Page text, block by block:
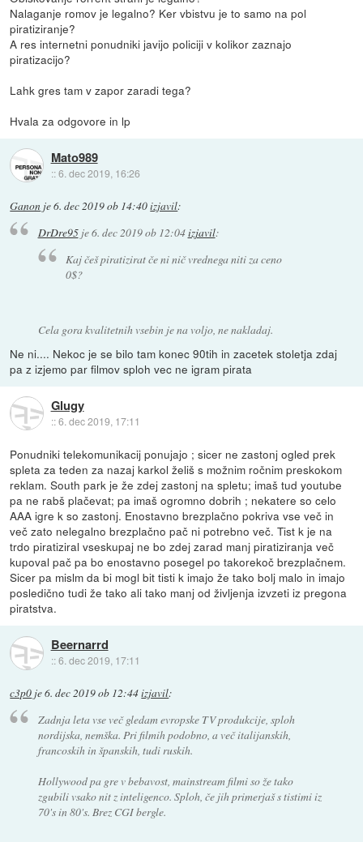
Nalaganje romov je legalno? Ker vbistvu je to samo na pol
piratiziranje?
A res internetni ponudniki javijo policiji v kolikor zaznajo
piratizacijo?
Lahk gres tam v zapor zaradi tega?
Hvala za odgovore in lp
Mato989
::6. dec 2019, 16:26
Ganon je6. dec 2019 ob 14:40izjavil:
DrDre95je6. dec 2019 ob 12:04izjavil:
Kaj češ piratizirat če ni nič vrednega niti za ceno
0$?
Cela gora kvalitetnih vsebin je na voljo, ne nakladaj.
Ne ni.... Nekoc je se bilo tam konec 90tih in zacetek stoletja zdaj
pa z izjemo par filmov sploh vec ne igram pirata
Glugy
::6. dec 2019, 17:11
Ponudniki telekomunikacij ponujajo ; sicer ne zastonj ogled prek
spleta za teden za nazaj karkol želiš s možnim ročnim preskokom
reklam. South park je že zdej zastonj na spletu; imaš tud youtube
pa ne rabš plačevat; pa imaš ogromno dobrih ; nekatere so celo
AAA igre k so zastonj. Enostavno brezplačno pokriva vse več in
več zato nelegalno brezplačno pač ni potrebno več. Tist k je na
trdo piratiziral vseskupaj ne bo zdej zarad manj piratiziranja več
kupoval pač pa bo enostavno posegel po takorekoč brezplačnem.
Sicer pa mislm da bi mogl bit tisti k imajo že tako bolj malo in imajo
posledično tudi že tako ali tako manj od življenja izvzeti iz pregona
piratstva.
Beernarrd
::6. dec 2019, 17:11
c3p0 je6. dec 2019 ob 12:44izjavil:
Zadnja leta vse več gledam evropske TV produkcije, sploh
nordijska, nemška. Pri filmih podobno, a več italijanskih,
francoskih in španskih, tudi ruskih.
Hollywood pa gre v bebavost, mainstream filmi so že tako
zgubili vsako nit z inteligenco. Sploh, če jih primerjaš s tistimi iz
70's in 80's. Brez CGI bergle.